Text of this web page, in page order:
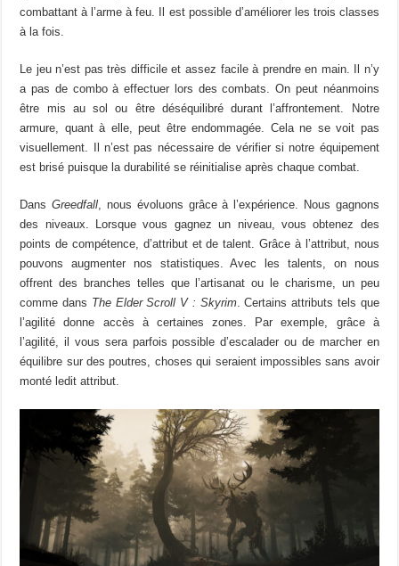
combattant à l’arme à feu. Il est possible d’améliorer les trois classes
à la fois.
Le jeu n’est pas très difficile et assez facile à prendre en main. Il n’y
a pas de combo à effectuer lors des combats. On peut néanmoins
être mis au sol ou être déséquilibré durant l’affrontement. Notre
armure, quant à elle, peut être endommagée. Cela ne se voit pas
visuellement. Il n’est pas nécessaire de vérifier si notre équipement
est brisé puisque la durabilité se réinitialise après chaque combat.
DansGreedfall , nous évoluons grâce à l’expérience. Nous gagnons
des niveaux. Lorsque vous gagnez un niveau, vous obtenez des
points de compétence, d’attribut et de talent. Grâce à l’attribut, nous
pouvons augmenter nos statistiques. Avec les talents, on nous
offrent des branches telles que l’artisanat ou le charisme, un peu
comme dans The Elder Scroll V : Skyrim. Certains attributs tels que
l’agilité donne accès à certaines zones. Par exemple, grâce à
l’agilité, il vous sera parfois possible d’escalader ou de marcher en
équilibre sur des poutres, choses qui seraient impossibles sans avoir
monté ledit attribut.